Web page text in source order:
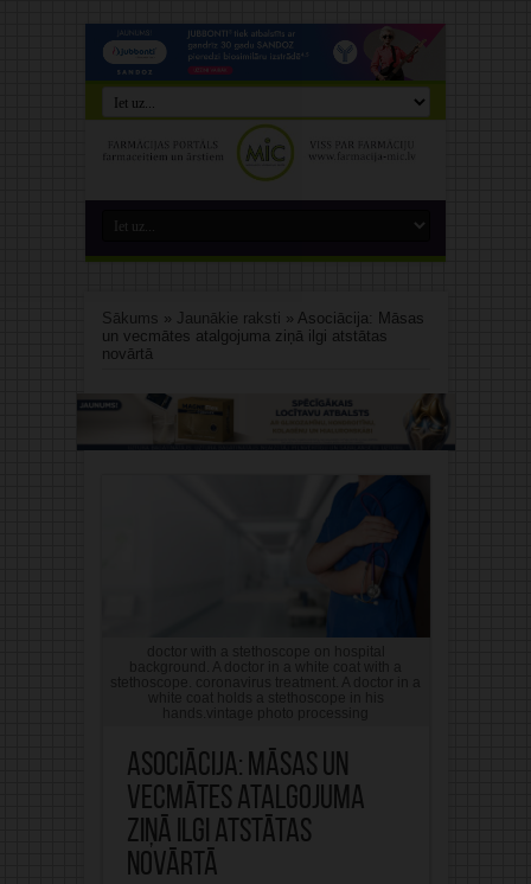
Sākums » Jaunākie raksti » Asociācija: Māsas
un vecmātes atalgojuma ziņā ilgi atstātas
novārtā
Asociācija: Māsas un
vecmātes atalgojuma
ziņā ilgi atstātas
novārtā